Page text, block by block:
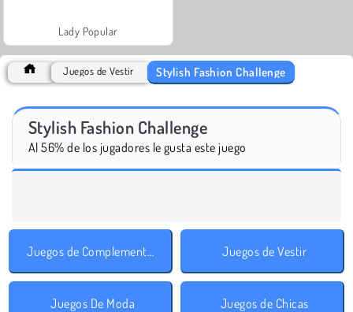
Lady Popular
Juegos de Vestir Stylish Fashion Challenge
Stylish Fashion Challenge
Al 56% de los jugadores le gusta este juego
Juegos de Complementos Juegos de Vestir
Juegos De Moda Juegos de Chicas